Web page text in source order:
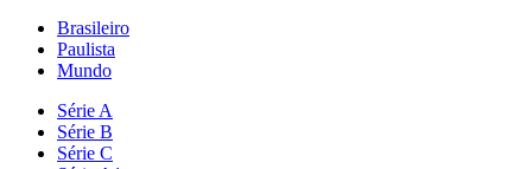
Brasileiro
Paulista
Mundo
Série A
Série B
Série C